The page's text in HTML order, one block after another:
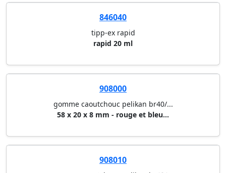
846040
tipp-ex rapid
rapid 20 ml
908000
gomme caoutchouc pelikan br40/...
58 x 20 x 8 mm - rouge et bleu...
908010